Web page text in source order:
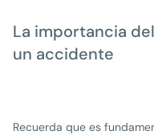
La importancia
un accidente
Recuerda que es